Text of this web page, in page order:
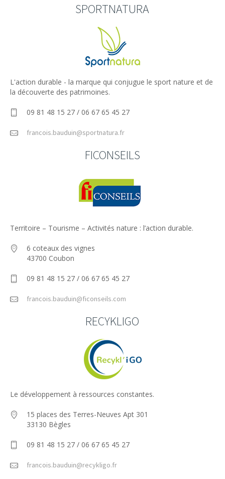
SPORTNATURA
L'action durable - la marque qui conjugue le sport nature et de
la découverte des patrimoines.
09 81 48 15 27 / 06 67 65 45 27
francois.bauduin@sportnatura.fr
FICONSEILS
Territoire – Tourisme – Activités nature : l’action durable.
6 coteaux des vignes
43700 Coubon
09 81 48 15 27 / 06 67 65 45 27
francois.bauduin@ficonseils.com
RECYKLIGO
Le développement à ressources constantes.
15 places des Terres-Neuves Apt 301
33130 Bègles
09 81 48 15 27 / 06 67 65 45 27
francois.bauduin@recykligo.fr